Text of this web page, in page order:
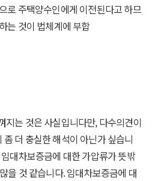
로 주택양수인에게 이전된다고 하므
는 것이 법체계에 부합
지는 것은 사실입니다만, 다수의견이
더 충실한 해석이 아닌가 싶습니
대차보증금에 대한 가압류가 뜻밖
을 것 같습니다. 임대차보증금에 대